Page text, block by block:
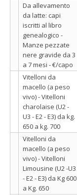
Da allevamento
da latte: capi
iscritti al libro
genealogico -
Manze pezzate
nere gravide da 3
a 7 mesi - €/capo
Vitelloni da
macello (a peso
vivo) - Vitelloni
charolaise (U2 -
U3 - E2 - E3) da kg.
650 a kg. 700
Vitelloni da
macello (a peso
vivo) - Vitelloni
Limousine (U2 -U3
- E2 - E3) da Kg 600
a Kg. 650